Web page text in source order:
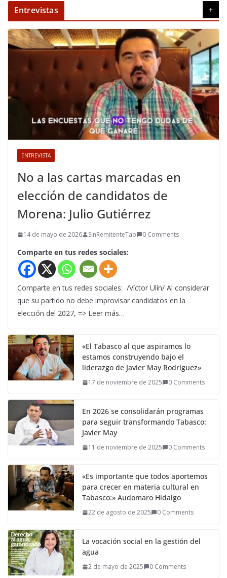
Entrevistas +
ENTREVISTA
No a las cartas marcadas en
elección de candidatos de
Morena: Julio Gutiérrez
14 de mayo de 2026 SinRemitenteTab 0 Comments
Comparte en tus redes sociales:
Comparte en tus redes sociales: /Víctor Ulín/ Al considerar
que su partido no debe improvisar candidatos en la
elección del 2027, => Leer más…
«El Tabasco al que aspiramos lo
estamos construyendo bajo el
liderazgo de Javier May Rodríguez»
17 de noviembre de 2025 0 Comments
En 2026 se consolidarán programas
para seguir transformando Tabasco:
Javier May
11 de noviembre de 2025 0 Comments
«Es importante que todos aportemos
para crecer en materia cultural en
Tabasco:» Audomaro Hidalgo
22 de agosto de 2025 0 Comments
La vocación social en la gestión del
agua
2 de mayo de 2025 0 Comments